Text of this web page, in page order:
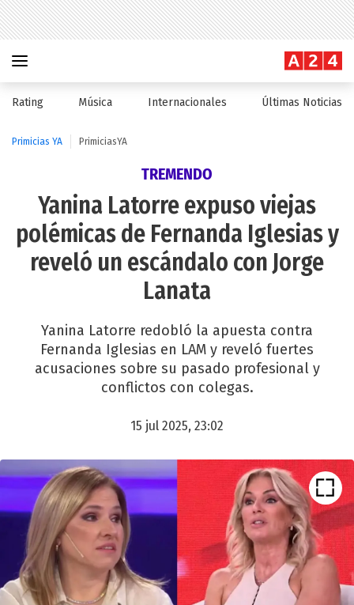
Rating Música Internacionales Últimas Noticias
Primicias YA PrimiciasYA
TREMENDO
Yanina Latorre expuso viejas
polémicas de Fernanda Iglesias y
reveló un escándalo con Jorge
Lanata
Yanina Latorre redobló la apuesta contra
Fernanda Iglesias en LAM y reveló fuertes
acusaciones sobre su pasado profesional y
conflictos con colegas.
15 jul 2025, 23:02